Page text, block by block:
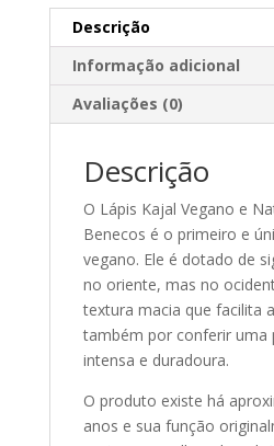
Descrição
Informação adicional
Avaliações (0)
Descrição
O Lápis Kajal Vegano e
Benecos é o primeiro e
vegano. Ele é dotado de
no oriente, mas no
textura macia que facilita
também por conferir uma
intensa e duradoura.
O produto existe há
anos e sua função